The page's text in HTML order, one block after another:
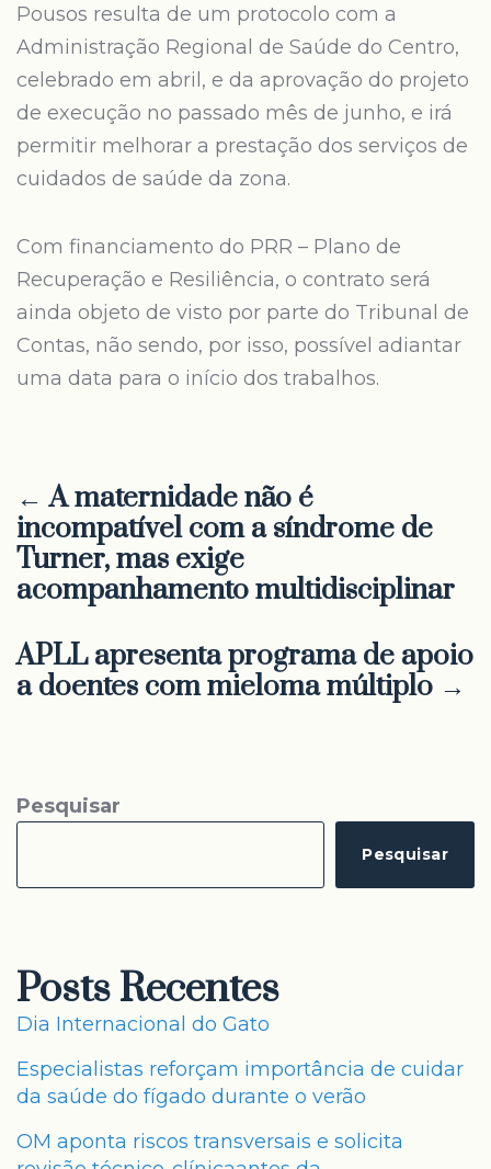
Pousos resulta de um protocolo com a
Administração Regional de Saúde do Centro,
celebrado em abril, e da aprovação do projeto
de execução no passado mês de junho, e irá
permitir melhorar a prestação dos serviços de
cuidados de saúde da zona.
Com financiamento do PRR – Plano de
Recuperação e Resiliência, o contrato será
ainda objeto de visto por parte do Tribunal de
Contas, não sendo, por isso, possível adiantar
uma data para o início dos trabalhos.
← A maternidade não é
incompatível com a síndrome de
Turner, mas exige
acompanhamento multidisciplinar
APLL apresenta programa de apoio
a doentes com mieloma múltiplo →
Pesquisar
Pesquisar
Posts Recentes
Dia Internacional do Gato
Especialistas reforçam importância de cuidar
da saúde do fígado durante o verão
OM aponta riscos transversais e solicita